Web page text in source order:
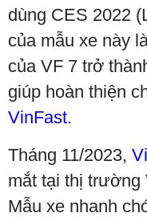
dùng CES 2022
của mẫu xe này
của VF 7 trở
giúp hoàn thiện
VinFast.
Tháng 11/2023,
mắt tại thị trường
Mẫu xe nhanh